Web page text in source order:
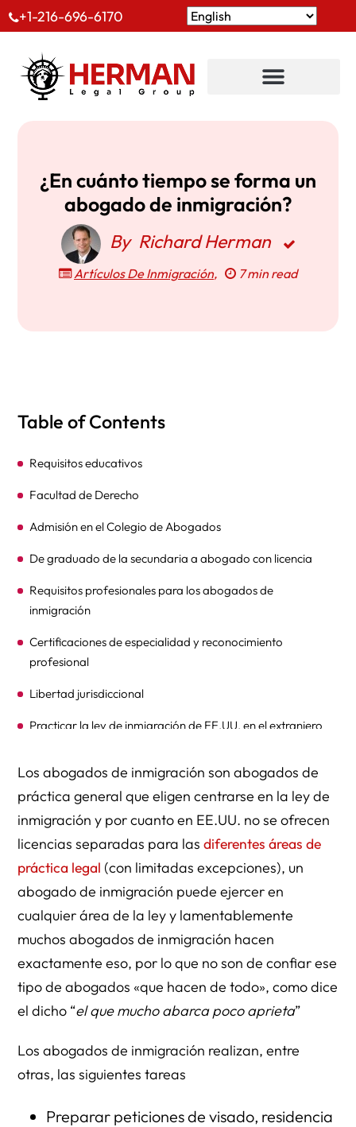
+1-216-696-6170
¿En cuánto tiempo se forma un
abogado de inmigración?
By Richard Herman
Artículos De Inmigración, 7 min read
Table of Contents
Requisitos educativos
Facultad de Derecho
Admisión en el Colegio de Abogados
De graduado de la secundaria a abogado con licencia
Requisitos profesionales para los abogados de
inmigración
Certificaciones de especialidad y reconocimiento
profesional
Libertad jurisdiccional
Practicar la ley de inmigración de EE.UU. en el extranjero
Los abogados de inmigración son abogados de
práctica general que eligen centrarse en la ley de
inmigración y por cuanto en EE.UU. no se ofrecen
licencias separadas para lasdiferentes áreas de
práctica legal (con limitadas excepciones), un
abogado de inmigración puede ejercer en
cualquier área de la ley y lamentablemente
muchos abogados de inmigración hacen
exactamente eso, por lo que no son de confiar ese
tipo de abogados «que hacen de todo», como dice
el dicho “el que mucho abarca poco aprieta”
Los abogados de inmigración realizan, entre
otras, las siguientes tareas
Preparar peticiones de visado, residencia